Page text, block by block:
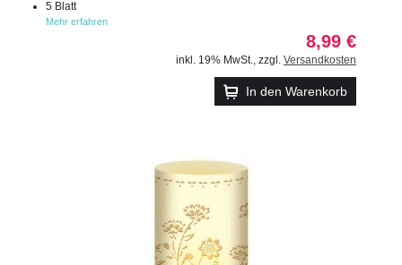
5 Blatt
Mehr erfahren
8,99 €
inkl. 19% MwSt. zzgl. Versandkosten
In den Warenkorb